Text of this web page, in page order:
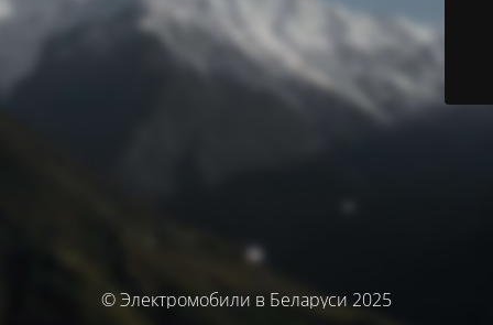
© Электромобили в Беларуси 2025